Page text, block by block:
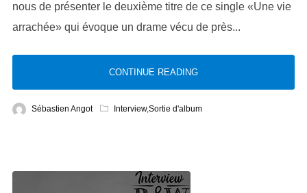
nous de présenter le deuxième titre de ce single «Une vie
arrachée» qui évoque un drame vécu de près...
CONTINUE READING
Sébastien Angot Interview,Sortie d'album